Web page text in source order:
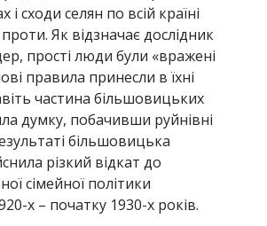
і сходи селян по всій країні
Як відзначає дослідник
прості люди були «вражені
правила принесли в їхні
частина більшовицьких
думку, побачивши руйнівні
більшовицька
різкий відкат до
сімейної політики
х – початку 1930-х років.